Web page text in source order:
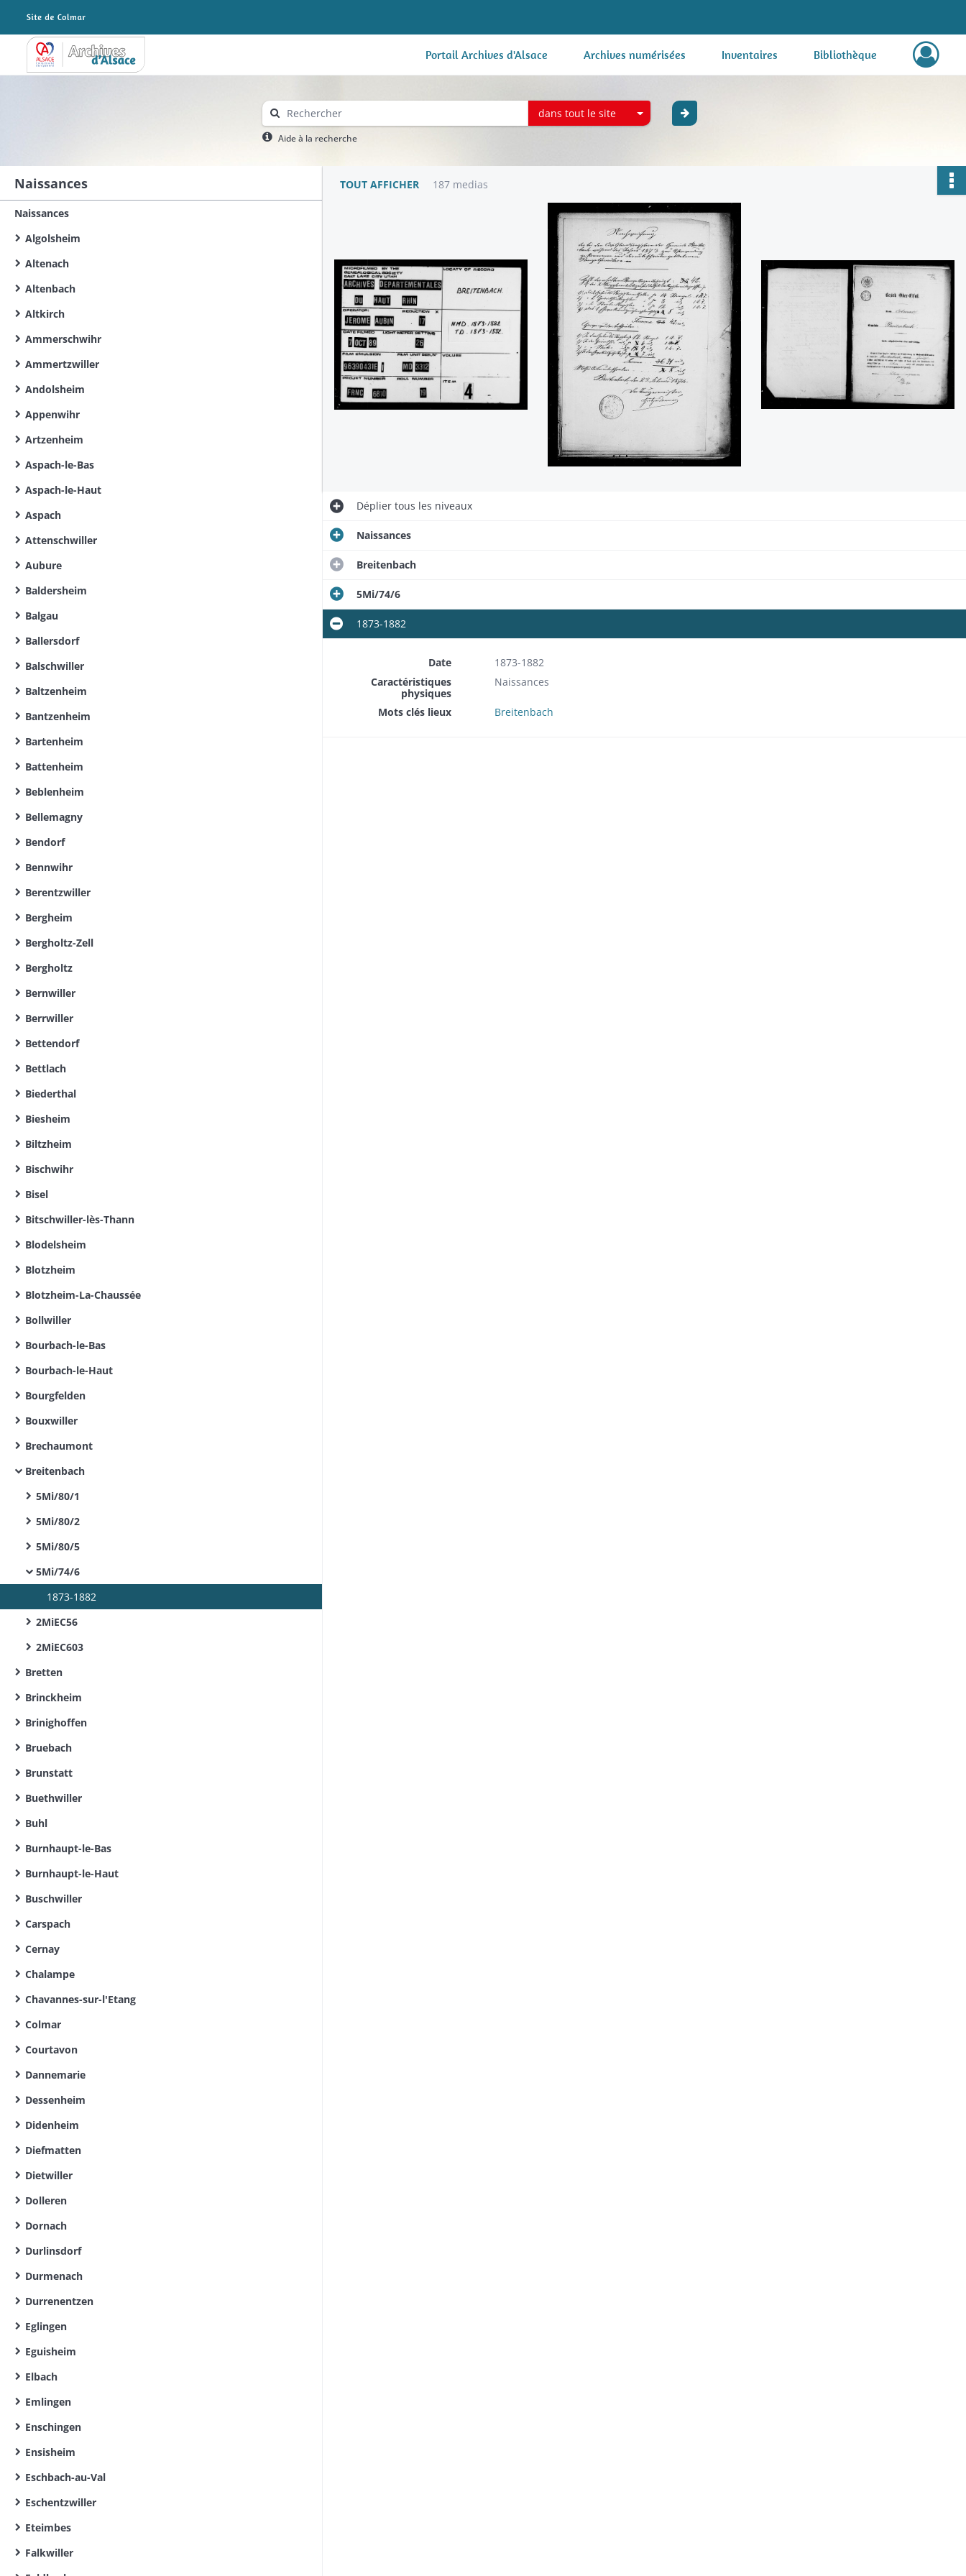
Archives Alsace - Colmar Portail Archives d'Alsace Archives numérisées Inventaires Bibliothèque
dans tout le site
Aide à la recherche
Naissances
Naissances
Algolsheim
Altenach
Altenbach
Altkirch
Ammerschwihr
Ammertzwiller
Andolsheim
Appenwihr
Artzenheim
Aspach-le-Bas
Aspach-le-Haut
Aspach
Attenschwiller
Aubure
Baldersheim
Balgau
Ballersdorf
Balschwiller
Baltzenheim
Bantzenheim
Bartenheim
Battenheim
Beblenheim
Bellemagny
Bendorf
Bennwihr
Berentzwiller
Bergheim
Bergholtz-Zell
Bergholtz
Bernwiller
Berrwiller
Bettendorf
Bettlach
Biederthal
Biesheim
Biltzheim
Bischwihr
Bisel
Bitschwiller-lès-Thann
Blodelsheim
Blotzheim
Blotzheim-La-Chaussée
Bollwiller
Bourbach-le-Bas
Bourbach-le-Haut
Bourgfelden
Bouxwiller
Brechaumont
Breitenbach
5Mi/80/1
5Mi/80/2
5Mi/80/5
5Mi/74/6
1873-1882
2MiEC56
2MiEC603
Bretten
Brinckheim
Brinighoffen
Bruebach
Brunstatt
Buethwiller
Buhl
Burnhaupt-le-Bas
Burnhaupt-le-Haut
Buschwiller
Carspach
Cernay
Chalampe
Chavannes-sur-l'Etang
Colmar
Courtavon
Dannemarie
Dessenheim
Didenheim
Diefmatten
Dietwiller
Dolleren
Dornach
Durlinsdorf
Durmenach
Durrenentzen
Eglingen
Eguisheim
Elbach
Emlingen
Enschingen
Ensisheim
Eschbach-au-Val
Eschentzwiller
Eteimbes
Falkwiller
TOUT AFFICHER 187 medias
Dépliertous les niveaux
Naissances
Breitenbach
5Mi/74/6
1873-1882
Date
1873-1882
Caractéristiques
physiques
Naissances
Mots clés lieux Breitenbach